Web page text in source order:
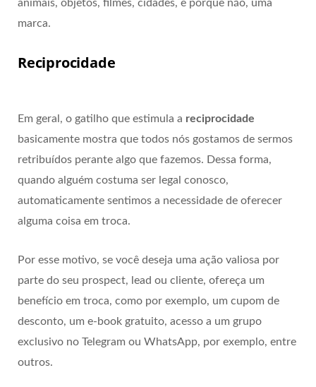
animais, objetos, filmes, cidades, e porque não, uma
marca.
Reciprocidade
Em geral, o gatilho que estimula a reciprocidade
basicamente mostra que todos nós gostamos de sermos
retribuídos perante algo que fazemos. Dessa forma,
quando alguém costuma ser legal conosco,
automaticamente sentimos a necessidade de oferecer
alguma coisa em troca.
Por esse motivo, se você deseja uma ação valiosa por
parte do seu prospect, lead ou cliente, ofereça um
benefício em troca, como por exemplo, um cupom de
desconto, um e-book gratuito, acesso a um grupo
exclusivo no Telegram ou WhatsApp, por exemplo, entre
outros.